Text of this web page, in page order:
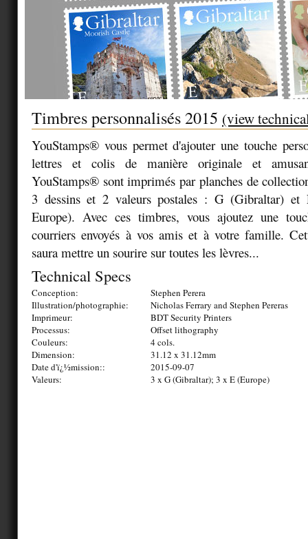
Timbres personnalisés 2015 (view
YouStamps® vous permet d'ajouter une touche
lettres et colis de manière originale et
YouStamps® sont imprimés par planches de
3 dessins et 2 valeurs postales : G (Gibraltar) et
Europe). Avec ces timbres, vous ajoutez une
courriers envoyés à vos amis et à votre famille.
saura mettre un sourire sur toutes les lèvres...
Technical Specs
Conception:
Stephen Perera
Illustration/photographie:
Nicholas Ferrary and Stephen Pereras
Imprimeur:
BDT Security Printers
Processus:
Offset lithography
Couleurs:
4 cols.
Dimension:
31.12 x 31.12mm
Date d'ï¿½mission::
2015-09-07
Valeurs:
3 x G (Gibraltar); 3 x E (Europe)